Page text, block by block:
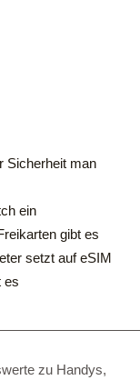
Sicherheit man
ein
gibt es
setzt auf eSIM
es
zu Handys,